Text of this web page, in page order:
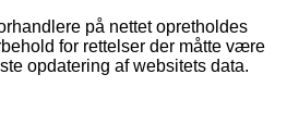
på nettet opretholdes
for rettelser der måtte være
opdatering af websitets data.